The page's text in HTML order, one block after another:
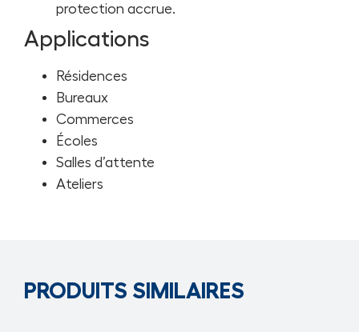
protection accrue.
Applications
Résidences
Bureaux
Commerces
Écoles
Salles d’attente
Ateliers
PRODUITS SIMILAIRES